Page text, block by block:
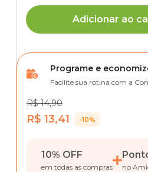
Adicionar ao
Programe e
Facilite sua rotina com a
R$ 14,90
R$ 13,41 -10%
10% OFF
em todas as compras no